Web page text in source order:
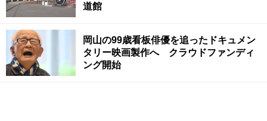
道館
岡山の99歳看板俳優を追ったドキュメン
タリー映画製作へ クラウドファンディ
ング開始